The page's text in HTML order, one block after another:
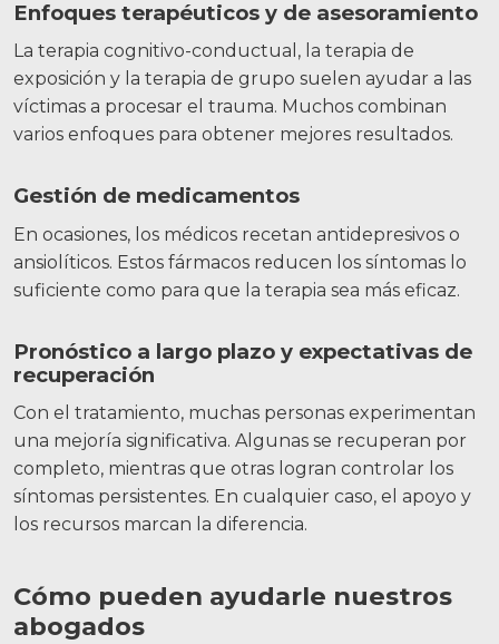
Enfoques terapéuticos y de asesoramiento
La terapia cognitivo-conductual, la terapia de
exposición y la terapia de grupo suelen ayudar a las
víctimas a procesar el trauma. Muchos combinan
varios enfoques para obtener mejores resultados.
Gestión de medicamentos
En ocasiones, los médicos recetan antidepresivos o
ansiolíticos. Estos fármacos reducen los síntomas lo
suficiente como para que la terapia sea más eficaz.
Pronóstico a largo plazo y expectativas de
recuperación
Con el tratamiento, muchas personas experimentan
una mejoría significativa. Algunas se recuperan por
completo, mientras que otras logran controlar los
síntomas persistentes. En cualquier caso, el apoyo y
los recursos marcan la diferencia.
Cómo pueden ayudarle nuestros
abogados